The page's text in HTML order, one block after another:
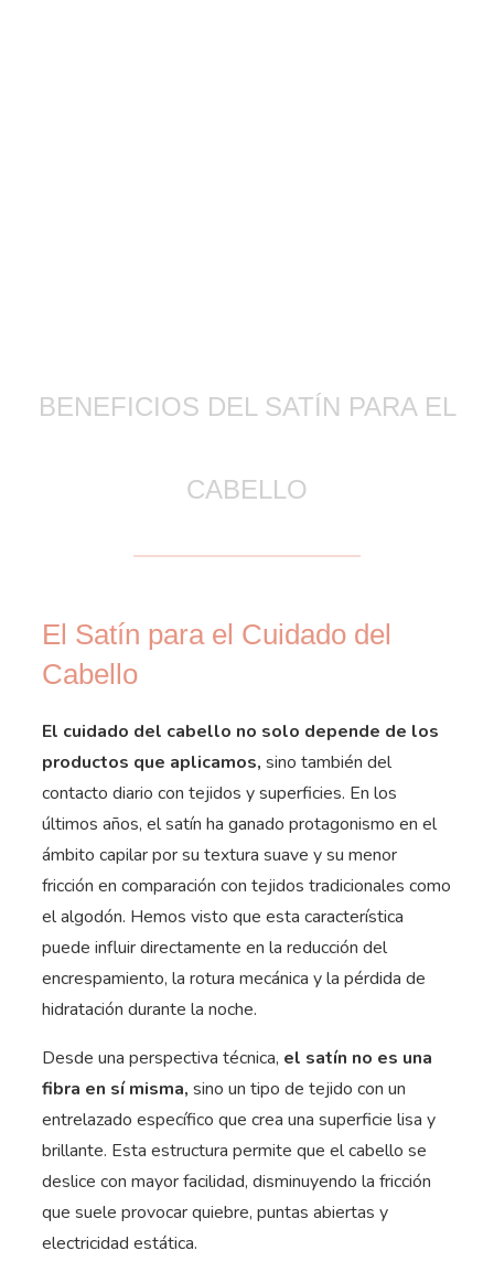
BENEFICIOS DEL SATÍN PARA EL
CABELLO
El Satín para el Cuidado del
Cabello
El cuidado del cabello no solo depende de los
productos que aplicamos, sino también del
contacto diario con tejidos y superficies. En los
últimos años, el satín ha ganado protagonismo en el
ámbito capilar por su textura suave y su menor
fricción en comparación con tejidos tradicionales como
el algodón. Hemos visto que esta característica
puede influir directamente en la reducción del
encrespamiento, la rotura mecánica y la pérdida de
hidratación durante la noche.
Desde una perspectiva técnica, el satín no es una
fibra en sí misma, sino un tipo de tejido con un
entrelazado específico que crea una superficie lisa y
brillante. Esta estructura permite que el cabello se
deslice con mayor facilidad, disminuyendo la fricción
que suele provocar quiebre, puntas abiertas y
electricidad estática.